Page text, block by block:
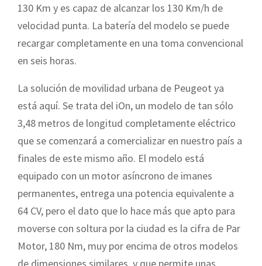
130 Km y es capaz de alcanzar los 130 Km/h de
velocidad punta. La batería del modelo se puede
recargar completamente en una toma convencional
en seis horas.
La solución de movilidad urbana de Peugeot ya
está aquí. Se trata del iOn, un modelo de tan sólo
3,48 metros de longitud completamente eléctrico
que se comenzará a comercializar en nuestro país a
finales de este mismo año. El modelo está
equipado con un motor asíncrono de imanes
permanentes, entrega una potencia equivalente a
64 CV, pero el dato que lo hace más que apto para
moverse con soltura por la ciudad es la cifra de Par
Motor, 180 Nm, muy por encima de otros modelos
de dimensiones similares, y que permite unas